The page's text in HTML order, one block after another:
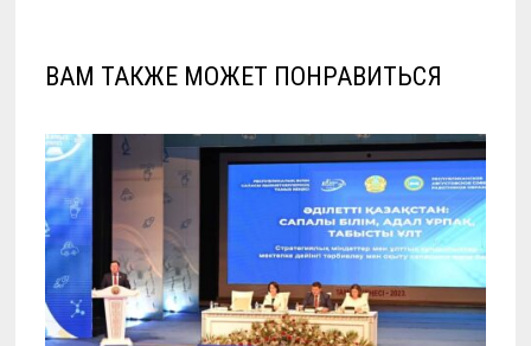
ВАМ ТАКЖЕ МОЖЕТ ПОНРАВИТЬСЯ